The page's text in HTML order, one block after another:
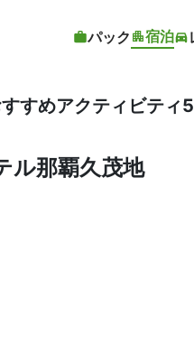
パック 宿泊
すめアクティビティ
ル那覇久茂地